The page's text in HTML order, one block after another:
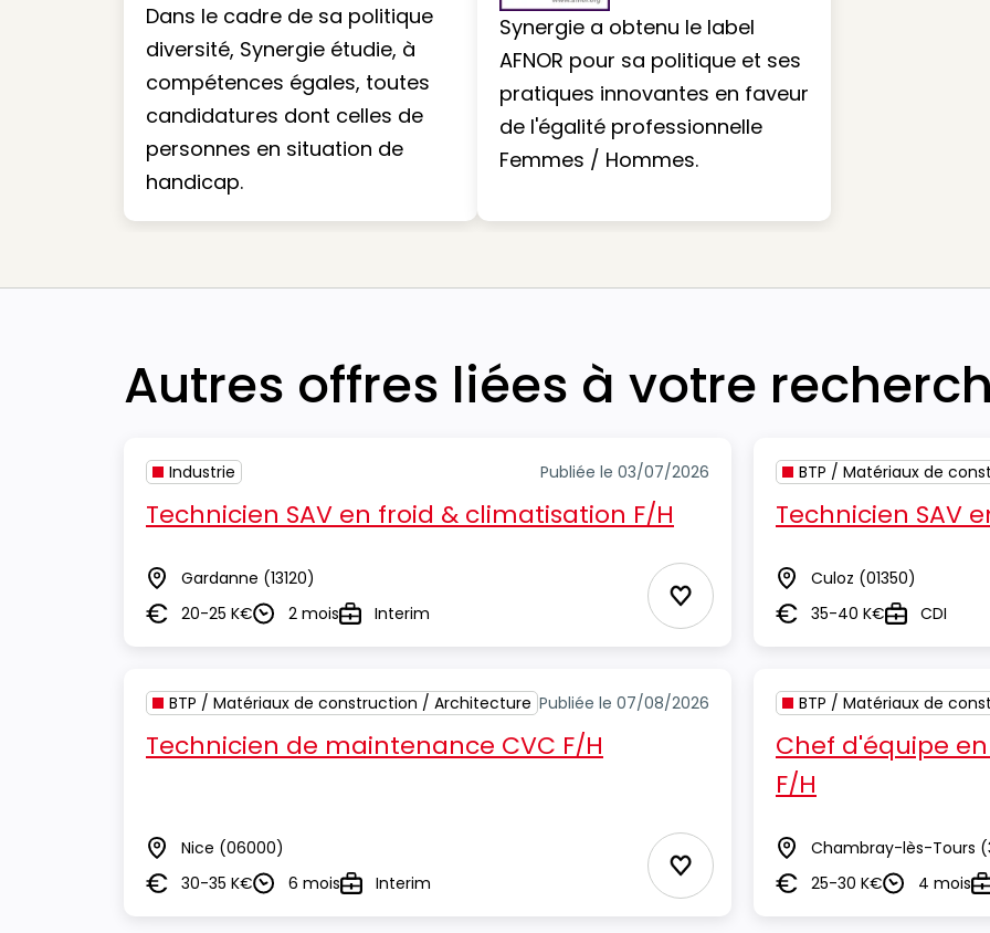
Dans le cadre de sa politique
diversité, Synergie étudie, à
compétences égales, toutes
candidatures dont celles de
personnes en situation de
handicap.
Synergie a obtenu le label
AFNOR pour sa politique et ses
pratiques innovantes en faveur
de l'égalité professionnelle
Femmes / Hommes.
Autres offres liées à votre
Industrie Publiée le 03/07/2026
Technicien SAV en froid & climatisation F/H
Lieu Gardanne (13120)
Salaire20-25 K€Durée2 moisTypeInterim Ajouter aux Favoris
BTP / Matériaux de
Technicien SAV
Lieu Culoz (01350)
Salaire35-40 K€TypeCDI
BTP / Matériaux de construction / Architecture Publiée le 07/08/2026
Technicien de maintenance CVC F/H
Lieu Nice (06000)
Salaire30-35 K€Durée6 moisTypeInterim Ajouter aux Favoris
BTP / Matériaux de
Chef d'équipe
F/H
Lieu Chambray-lès-Tours
Salaire25-30 K€Durée4 mois